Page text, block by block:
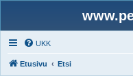
UKK
Etusivu Etsi